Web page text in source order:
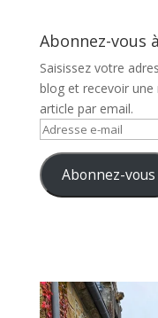
Abonnez-vous
Saisissez votre
blog et recevoir
article par email.
Adresse
mail Abonnez-vous